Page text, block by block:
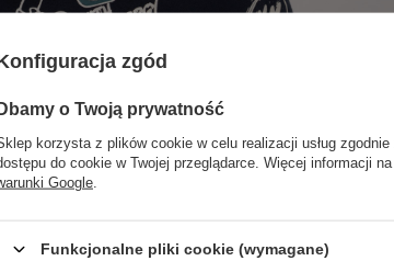
zgód
o Twoją prywatność
korzysta z plików cookie w celu realizacji usług zgodnie
do cookie w Twojej przeglądarce. Więcej informacji
Google
Funkcjonalne pliki cookie (wymagane)